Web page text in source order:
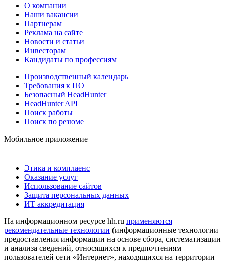
О компании
Наши вакансии
Партнерам
Реклама на сайте
Новости и статьи
Инвесторам
Кандидаты по профессиям
Производственный календарь
Требования к ПО
Безопасный HeadHunter
HeadHunter API
Поиск работы
Поиск по резюме
Мобильное приложение
Этика и комплаенс
Оказание услуг
Использование сайтов
Защита персональных данных
ИТ аккредитация
На информационном ресурсе hh.ru применяются
рекомендательные технологии (информационные технологии
предоставления информации на основе сбора, систематизации
и анализа сведений, относящихся к предпочтениям
пользователей сети «Интернет», находящихся на территории